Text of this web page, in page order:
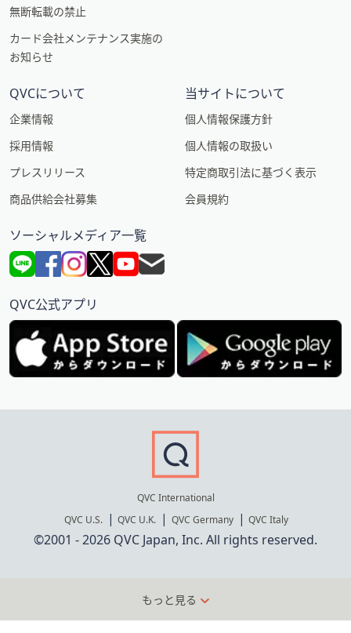
無断転載の禁止
カード会社メンテナンス実施の
お知らせ
QVCについて
企業情報
採用情報
プレスリリース
商品供給会社募集
当サイトについて
個人情報保護方針
個人情報の取扱い
特定商取引法に基づく表示
会員規約
ソーシャルメディア一覧
QVC公式アプリ
QVC International
QVC U.S.
QVC U.K. QVC Germany QVC Italy
©2001 - 2026 QVC Japan, Inc. All rights reserved.
もっと見る